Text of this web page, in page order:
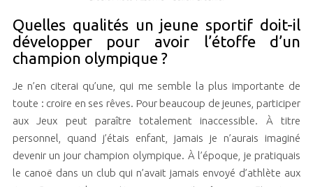
Quelles qualités un jeune sportif doit-il
développer pour avoir l’étoffe d’un
champion olympique ?
Je n’en citerai qu’une, qui me semble la plus importante de
toute : croire en ses rêves. Pour beaucoup de jeunes, participer
aux Jeux peut paraître totalement inaccessible. À titre
personnel, quand j’étais enfant, jamais je n’aurais imaginé
devenir un jour champion olympique. À l’époque, je pratiquais
le canoë dans un club qui n’avait jamais envoyé d’athlète aux